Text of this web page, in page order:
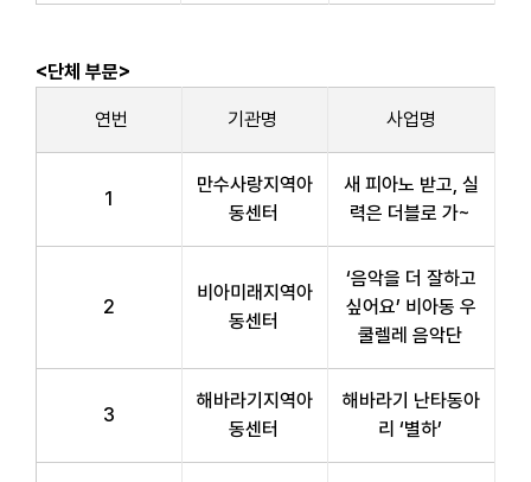
<단체 부문>
연번 기관명 사업명
1
만수사랑지역아
동센터
새 피아노 받고, 실
력은 더블로 가~
2
비아미래지역아
동센터
‘음악을 더 잘하고
싶어요’ 비아동 우
쿨렐레 음악단
3
해바라기지역아
동센터
해바라기 난타동아
리 ‘별하’